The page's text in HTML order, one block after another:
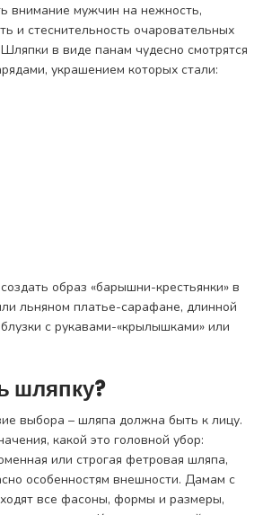
внимание мужчин на нежность,
и стеснительность очаровательных
в виде панам чудесно смотрятся
украшением которых стали:
образ «барышни-крестьянки» в
льняном платье-сарафане, длинной
с рукавами-«крылышками» или
шляпку?
выбора – шляпа должна быть к лицу.
какой это головной убор:
или строгая фетровая шляпа,
особенностям внешности. Дамам с
все фасоны, формы и размеры,